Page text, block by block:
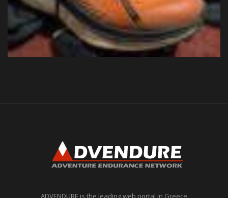
ADVENDURE is the leading web portal in Greece